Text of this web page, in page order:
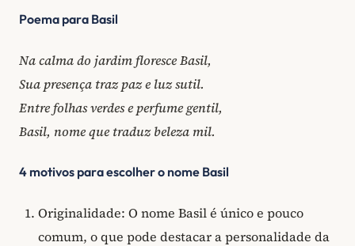
Poema para Basil
Na calma do jardim floresce Basil,
Sua presença traz paz e luz sutil.
Entre folhas verdes e perfume gentil,
Basil, nome que traduz beleza mil.
4 motivos para escolher o nome Basil
Originalidade: O nome Basil é único e pouco
comum, o que pode destacar a personalidade da